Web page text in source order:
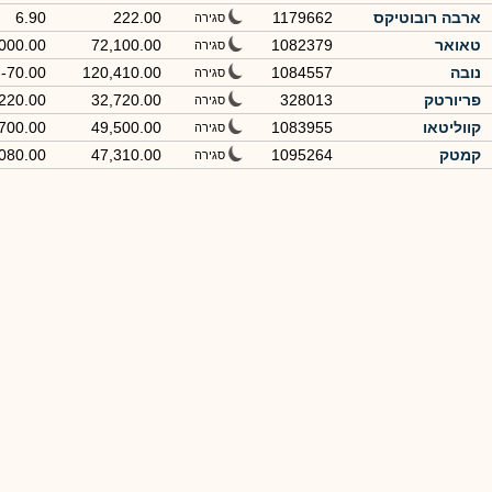
ארבה רובוטיקס
1179662 סגירה 222.00
6.90
טאואר
1082379 סגירה 72,100.00
נובה
1084557 סגירה 120,410.00
-70.00
פריורטק
328013 סגירה 32,720.00
קווליטאו
1083955 סגירה 49,500.00
קמטק
1095264 סגירה 47,310.00